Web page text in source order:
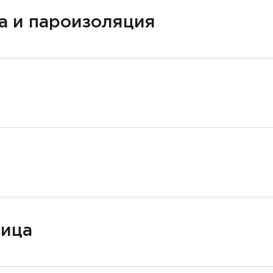
и пароизоляция